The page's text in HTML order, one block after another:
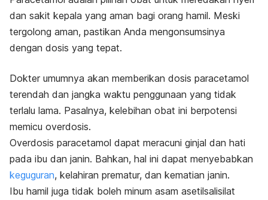
dan sakit kepala yang aman bagi orang hamil. Meski
tergolong aman, pastikan Anda mengonsumsinya
dengan dosis yang tepat.
Dokter umumnya akan memberikan dosis paracetamol
terendah dan jangka waktu penggunaan yang tidak
terlalu lama. Pasalnya, kelebihan obat ini berpotensi
memicu overdosis.
Overdosis paracetamol dapat meracuni ginjal dan hati
pada ibu dan janin. Bahkan, hal ini dapat menyebabkan
keguguran, kelahiran prematur, dan kematian janin.
Ibu hamil juga tidak boleh minum asam asetilsalisilat